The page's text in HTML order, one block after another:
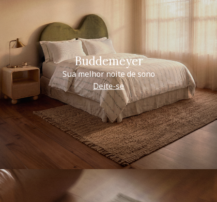
Buddemeyer
Sua melhor noite de sono
Deite-se